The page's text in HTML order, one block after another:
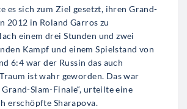
es sich zum Ziel gesetzt, ihren Grand-
2012 in Roland Garros zu
einem drei Stunden und zwei
Kampf und einem Spielstand von
6:4 war der Russin das auch
ist wahr geworden. Das war
Slam-Finale“, urteilte eine
erschöpfte Sharapova.